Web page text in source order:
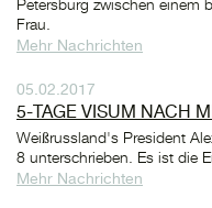
Petersburg zwischen einem
Frau.
Mehr Nachrichten
05.02.2017
5-TAGE VISUM NACH
Weißrussland's President
8 unterschrieben. Es ist die
Mehr Nachrichten